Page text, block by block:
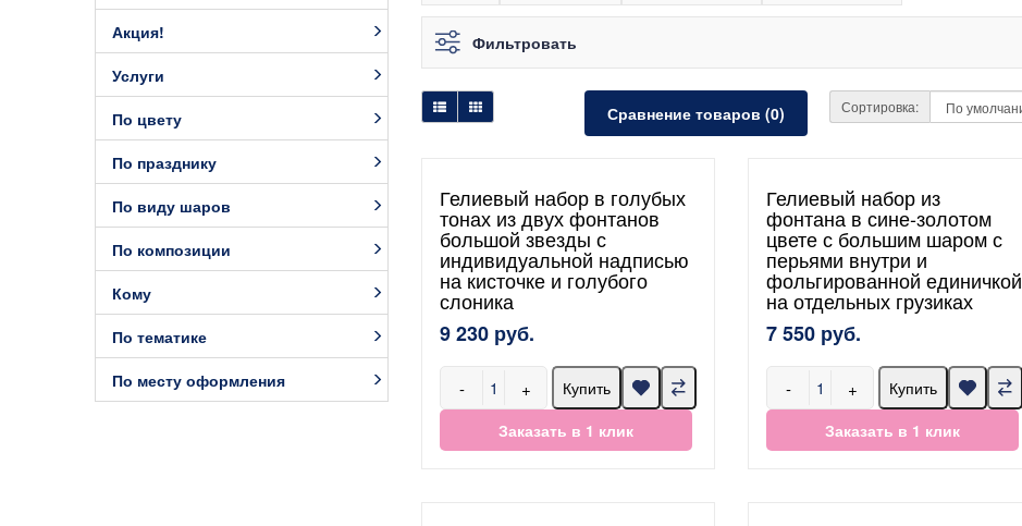
Акция!
Услуги
По цвету
По празднику
По виду шаров
По композиции
Кому
По тематике
По месту оформления
Фильтровать
Сравнение товаров (0) Сортировка:
Гелиевый набор в голубых
тонах из двух фонтанов
большой звезды с
индивидуальной надписью
на кисточке и голубого
слоника
9 230 руб.
- +
Купить
Заказать в 1 клик
Гелиевый набор из
фонтана в сине-золотом
цвете с большим шаром с
перьями внутри и
фольгированной единичкой
на отдельных грузиках
7 550 руб.
- +
Купить
Заказать в 1 клик